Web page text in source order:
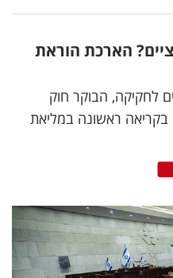
הארכת הוראת
לחקיקה, הבוקר חוק
ראשונה במליאת